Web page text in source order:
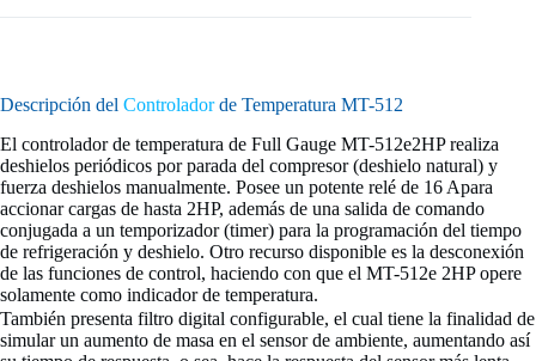
Descripción del Controladorde Temperatura MT-512
El controlador de temperatura de Full Gauge MT-512e2HP realiza
deshielos periódicos por parada del compresor (deshielo natural) y
fuerza deshielos manualmente. Posee un potente relé de 16 Apara
accionar cargas de hasta 2HP, además de una salida de comando
conjugada a un temporizador (timer) para la programación del tiempo
de refrigeración y deshielo. Otro recurso disponible es la desconexión
de las funciones de control, haciendo con que el MT-512e 2HP opere
solamente como indicador de temperatura.
También presenta filtro digital configurable, el cual tiene la finalidad de
simular un aumento de masa en el sensor de ambiente, aumentando así